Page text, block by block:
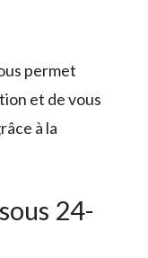
permet
et de vous
à la
24-